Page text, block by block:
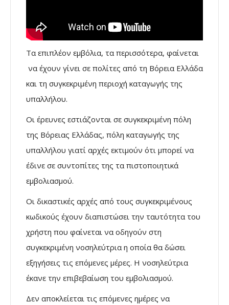
Τα επιπλέον εμβόλια, τα περισσότερα, φαίνεται
να έχουν γίνει σε πολίτες από τη Βόρεια Ελλάδα
και τη συγκεκριμένη περιοχή καταγωγής της
υπαλλήλου.
Οι έρευνες εστιάζονται σε συγκεκριμένη πόλη
της Βόρειας Ελλάδας, πόλη καταγωγής της
υπαλλήλου γιατί αρχές εκτιμούν ότι μπορεί να
έδινε σε συντοπίτες της τα πιστοποιητικά
εμβολιασμού.
Οι δικαστικές αρχές από τους συγκεκριμένους
κωδικούς έχουν διαπιστώσει την ταυτότητα του
χρήστη που φαίνεται να οδηγούν στη
συγκεκριμένη νοσηλεύτρια η οποία θα δώσει
εξηγήσεις τις επόμενες μέρες. Η νοσηλεύτρια
έκανε την επιβεβαίωση του εμβολιασμού.
Δεν αποκλείεται τις επόμενες ημέρες να